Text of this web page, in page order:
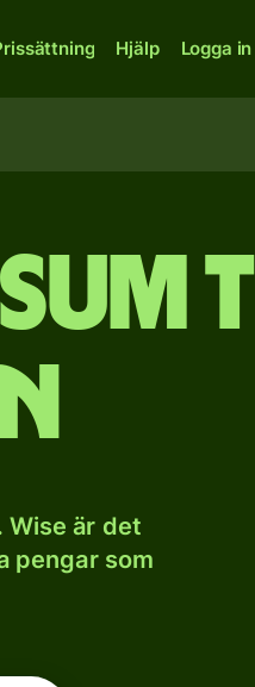
Hjälp Logga in
Wise är det
pengar som